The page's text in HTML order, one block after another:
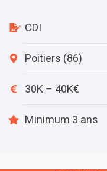
CDI
Poitiers (86)
30K – 40K€
Minimum 3 ans